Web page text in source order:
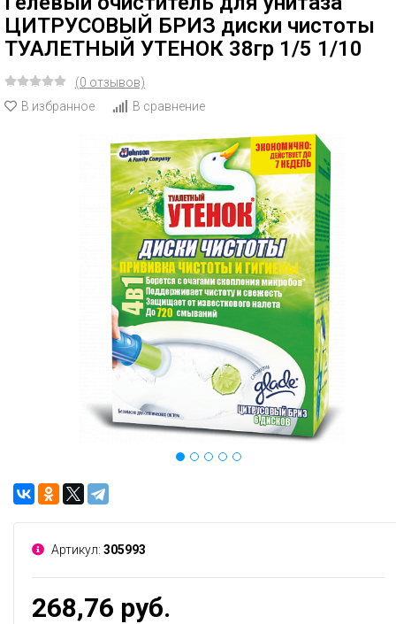
ЦИТРУСОВЫЙ БРИЗ диски чистоты
ТУАЛЕТНЫЙ УТЕНОК 38гр 1/5 1/10
(0 отзывов)
В избранное
В сравнение
Артикул: 305993
268,76 руб.